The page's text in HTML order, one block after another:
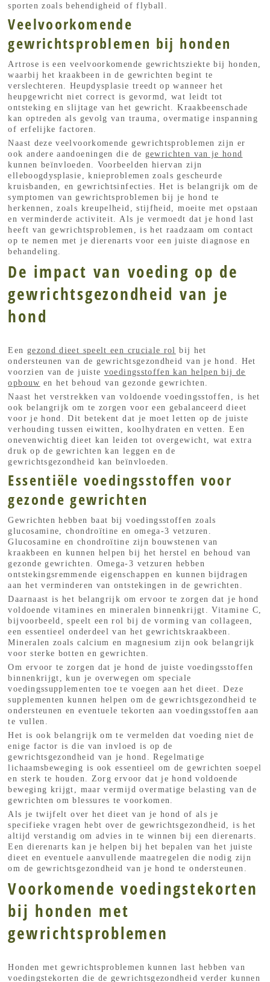
sporten zoals behendigheid of flyball.
Veelvoorkomende
gewrichtsproblemen bij honden
Artrose is een veelvoorkomende gewrichtsziekte bij honden,
waarbij het kraakbeen in de gewrichten begint te
verslechteren. Heupdysplasie treedt op wanneer het
heupgewricht niet correct is gevormd, wat leidt tot
ontsteking en slijtage van het gewricht. Kraakbeenschade
kan optreden als gevolg van trauma, overmatige inspanning
of erfelijke factoren.
Naast deze veelvoorkomende gewrichtsproblemen zijn er
ook andere aandoeningen die de gewrichten van je hond
kunnen beïnvloeden. Voorbeelden hiervan zijn
elleboogdysplasie, knieproblemen zoals gescheurde
kruisbanden, en gewrichtsinfecties. Het is belangrijk om de
symptomen van gewrichtsproblemen bij je hond te
herkennen, zoals kreupelheid, stijfheid, moeite met opstaan ​​
en verminderde activiteit. Als je vermoedt dat je hond last
heeft van gewrichtsproblemen, is het raadzaam om contact
op te nemen met je dierenarts voor een juiste diagnose en
behandeling.
De impact van voeding op de
gewrichtsgezondheid van je
hond
Een gezond dieet speelt een cruciale rol bij het
ondersteunen van de gewrichtsgezondheid van je hond. Het
voorzien van de juiste voedingsstoffen kan helpen bij de
opbouw en het behoud van gezonde gewrichten.
Naast het verstrekken van voldoende voedingsstoffen, is het
ook belangrijk om te zorgen voor een gebalanceerd dieet
voor je hond. Dit betekent dat je moet letten op de juiste
verhouding tussen eiwitten, koolhydraten en vetten. Een
onevenwichtig dieet kan leiden tot overgewicht, wat extra
druk op de gewrichten kan leggen en de
gewrichtsgezondheid kan beïnvloeden.
Essentiële voedingsstoffen voor
gezonde gewrichten
Gewrichten hebben baat bij voedingsstoffen zoals
glucosamine, chondroïtine en omega-3 vetzuren.
Glucosamine en chondroïtine zijn bouwstenen van
kraakbeen en kunnen helpen bij het herstel en behoud van
gezonde gewrichten. Omega-3 vetzuren hebben
ontstekingsremmende eigenschappen en kunnen bijdragen
aan het verminderen van ontstekingen in de gewrichten.
Daarnaast is het belangrijk om ervoor te zorgen dat je hond
voldoende vitamines en mineralen binnenkrijgt. Vitamine C,
bijvoorbeeld, speelt een rol bij de vorming van collageen,
een essentieel onderdeel van het gewrichtskraakbeen.
Mineralen zoals calcium en magnesium zijn ook belangrijk
voor sterke botten en gewrichten.
Om ervoor te zorgen dat je hond de juiste voedingsstoffen
binnenkrijgt, kun je overwegen om speciale
voedingssupplementen toe te voegen aan het dieet. Deze
supplementen kunnen helpen om de gewrichtsgezondheid te
ondersteunen en eventuele tekorten aan voedingsstoffen aan
te vullen.
Het is ook belangrijk om te vermelden dat voeding niet de
enige factor is die van invloed is op de
gewrichtsgezondheid van je hond. Regelmatige
lichaamsbeweging is ook essentieel om de gewrichten soepel
en sterk te houden. Zorg ervoor dat je hond voldoende
beweging krijgt, maar vermijd overmatige belasting van de
gewrichten om blessures te voorkomen.
Als je twijfelt over het dieet van je hond of als je
specifieke vragen hebt over de gewrichtsgezondheid, is het
altijd verstandig om advies in te winnen bij een dierenarts.
Een dierenarts kan je helpen bij het bepalen van het juiste
dieet en eventuele aanvullende maatregelen die nodig zijn
om de gewrichtsgezondheid van je hond te ondersteunen.
Voorkomende voedingstekorten
bij honden met
gewrichtsproblemen
Honden met gewrichtsproblemen kunnen last hebben van
voedingstekorten die de gewrichtsgezondheid verder kunnen